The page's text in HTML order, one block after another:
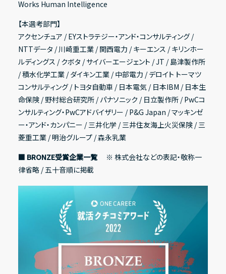
Works Human Intelligence
【本選考部門】
アクセンチュア / EYストラテジー・アンド・コンサルティング /
NTTデータ / 川崎重工業 / 関西電力 / キーエンス / キリンホー
ルディングス / クボタ / サイバーエージェント / JT / 島津製作所
/ 積水化学工業 / ダイキン工業 / 中部電力 / デロイト トーマツ
コンサルティング / トヨタ自動車 / 日本電気 / 日本IBM / 日本生
命保険 / 野村総合研究所 / パナソニック / 日立製作所 / PwCコ
ンサルティング・PwCアドバイザリー / P&G Japan / マッキンゼ
ー・アンド・カンパニー / 三井化学 / 三井住友海上火災保険 / 三
菱重工業 / 明治グループ / 森永乳業
■ BRONZE受賞企業一覧
※ 株式会社などの表記・敬称一
律省略 / 五十音順に掲載